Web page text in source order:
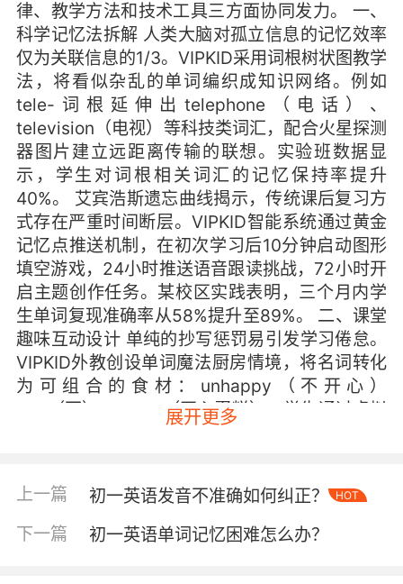
律、教学方法和技术工具三方面协同发力。 一、
科学记忆法拆解 人类大脑对孤立信息的记忆效率
仅为关联信息的1/3。VIPKID采用词根树状图教学
法，将看似杂乱的单词编织成知识网络。例如
tele-词根延伸出telephone（电话）、
television（电视）等科技类词汇，配合火星探测
器图片建立远距离传输的联想。实验班数据显
示，学生对词根相关词汇的记忆保持率提升
40%。 艾宾浩斯遗忘曲线揭示，传统课后复习方
式存在严重时间断层。VIPKID智能系统通过黄金
记忆点推送机制，在初次学习后10分钟启动图形
填空游戏，24小时推送语音跟读挑战，72小时开
启主题创作任务。某校区实践表明，三个月内学
生单词复现准确率从58%提升至89%。 二、课堂
趣味互动设计 单纯的抄写惩罚易引发学习倦怠。
VIPKID外教创设单词魔法厨房情境，将名词转化
为可组合的食材：unhappy（不开心）
=un（不）+happy（开心蛋糕），学生通过虚拟
烹饪过程理解前缀作用。行为心理学追踪显示，
倍。 多感官刺激能显著强化记忆痕迹。北京实验
学校引入VIPKID的AR单词卡，学生挥动手臂捕捉
虚拟单词时，肌肉运动记忆与视觉输入形成神经
联动。脑电波监测数据显示，这种动态学习方式
展开更多
上一篇 初一英语发音不准确如何纠正？ HOT
下一篇 初一英语单词记忆困难怎么办？